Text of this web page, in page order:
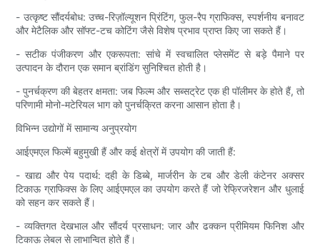
- उत्कृष्ट सौंदर्यबोध: उच्च-रिज़ॉल्यूशन प्रिंटिंग, फुल-रैप ग्राफिक्स, स्पर्शनीय बनावट
और मेटैलिक और सॉफ्ट-टच कोटिंग जैसे विशेष प्रभाव प्राप्त किए जा सकते हैं।
- सटीक पंजीकरण और एकरूपता: सांचे में स्वचालित प्लेसमेंट से बड़े पैमाने पर
उत्पादन के दौरान एक समान ब्रांडिंग सुनिश्चित होती है।
- पुनर्चक्रण की बेहतर क्षमता: जब फिल्म और सब्सट्रेट एक ही पॉलीमर के होते हैं, तो
परिणामी मोनो-मटेरियल भाग को पुनर्चक्रित करना आसान होता है।
विभिन्न उद्योगों में सामान्य अनुप्रयोग
आईएमएल फिल्में बहुमुखी हैं और कई क्षेत्रों में उपयोग की जाती हैं:
- खाद्य और पेय पदार्थ: दही के डिब्बे, मार्जरीन के टब और डेली कंटेनर अक्सर
टिकाऊ ग्राफिक्स के लिए आईएमएल का उपयोग करते हैं जो रेफ्रिजरेशन और धुलाई
को सहन कर सकते हैं।
- व्यक्तिगत देखभाल और सौंदर्य प्रसाधन: जार और ढक्कन प्रीमियम फिनिश और
टिकाऊ लेबल से लाभान्वित होते हैं।